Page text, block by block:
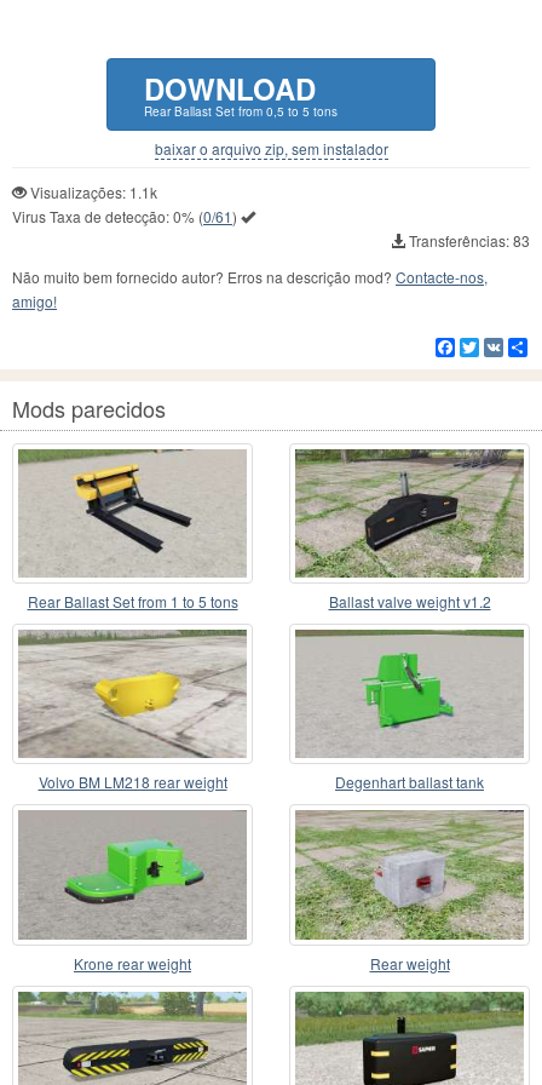
DOWNLOAD
Rear Ballast Set from 0,5 to 5 tons
baixar o arquivo zip, sem instalador
Visualizações: 1.1k
Virus Taxa de detecção:0% (0/61)
Transferências: 83
Não muito bem fornecido autor? Erros na descrição mod? Contacte-nos,
amigo!
Facebook
Twitter
VK
Mods parecidos
Rear Ballast Set from 1 to 5 tons Ballast valve weight v1.2
Volvo BM LM218 rear weight Degenhart ballast tank
Krone rear weight Rear weight